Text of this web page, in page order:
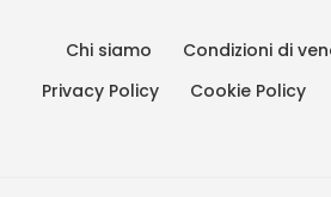
Chi siamo
Condizioni di
Privacy Policy
Cookie Policy